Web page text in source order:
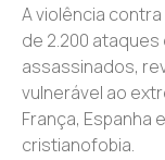
A violência
de 2.200
assassinados,
vulnerável ao
França, Espanha
cristianofobia.